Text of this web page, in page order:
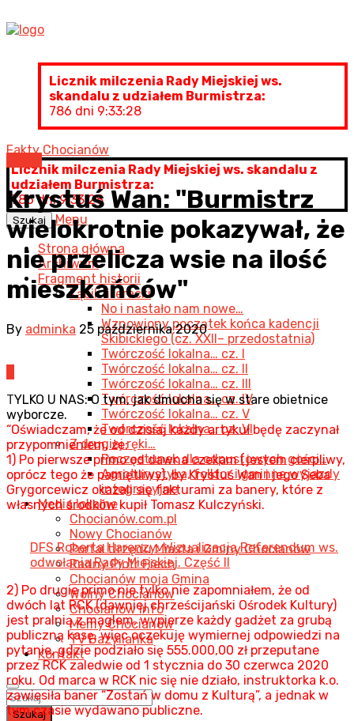
Licznik milczenia Rady Miejskiej ws.
skandalu z udziałem Burmistrza:
786 dni 9:33:29
Fakty Chocianów
Licznik milczenia Rady Miejskiej ws. skandalu z
udziałem Burmistrza:
786 dni 9:33:29
Szukaj
Menu
Strona główna
Archiwum
Fragment historii
Kącik literacki
No i nastało nam nowe…
Wznowiony początek końca kadencji
Skibickiego (cz. XXII– przedostatnia)
Twórczość lokalna… cz. I
Twórczość lokalna… cz. II
Twórczość lokalna… cz. III
Twórczość lokalna… cz. IV
Twórczość lokalna… cz. V
Twórczość lokalna… cz. VI
Z drugiej ręki…
Poczęstunek dla odpustowych gości…
Agroturystyka, folklor i gminne wyjazdy
integracyjne
Media lokalne
Chocianów.com.pl
Nowy Chocianów
Portal Urzędu Miasta i Gminy Chocianów
Radny Piotr Piech
Chocianów moja Gmina
Wolny Chocianów
Chocianów info
Memy Chocianów
TV Bazylianka
Kontakt
Szukaj
Krystuś Wan: "Burmistrz
wielokrotnie pokazywał, że
nie przelicza wsie na ilość
mieszkańców"
By adminka 25 października 2020
TYLKO U NAS: O tym, jak dmucha się w stare obietnice
wyborcze.
“Oświadczam, że od dzisiaj każdy artykuł będę zaczynał
przypomnieniem, że:
1) Po pierwsze primo od dawna czekam (jestem cierpliwy,
oprócz tego że pamiętliwy), by Krystuś Wan i jego Seba
Grygorcewicz okazali się fakturami za banery, które z
własnych środków kupił Tomasz Kulczyński.
DFS Roberta Harenzy: Wizualizacja Referendum ws.
odwołania Rady Miejskiej. Część II
2) Po drugie primo nie tylko nie zapomniałem, że od
dwóch lat RCK (dawniej chrześcijański Ośrodek Kultury)
jest pralnią z maglem, wypierze każdy gadżet za grubą
publiczną kasę, więc oczekuję wymiernej odpowiedzi na
pytanie, gdzie podziało się 555.000,00 zł przeputane
przez RCK zaledwie od 1 stycznia do 30 czerwca 2020
roku. Od marca w RCK nic się nie działo, instruktorka k.o.
zawiesiła baner “Zostań w domu z Kulturą”, a jednak w
tym czasie wydawano publiczne.